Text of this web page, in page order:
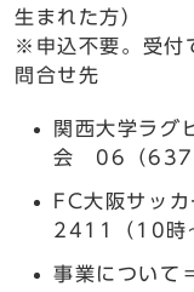
生まれた方）
※申込不要。受付
問合せ先
関西大学ラグ
会 06（
FC大阪サッ
2411（10時
事業について